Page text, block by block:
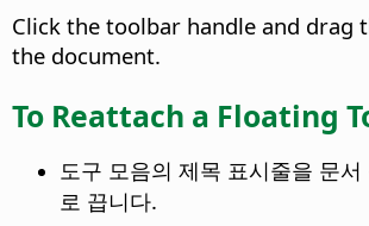
Click the toolbar handle and drag
the document.
To Reattach a Floating
도구 모음의 제목 표시줄을 문
로 끕니다.